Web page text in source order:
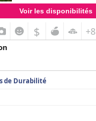
Voir les disponibilités
$ +8
de Durabilité